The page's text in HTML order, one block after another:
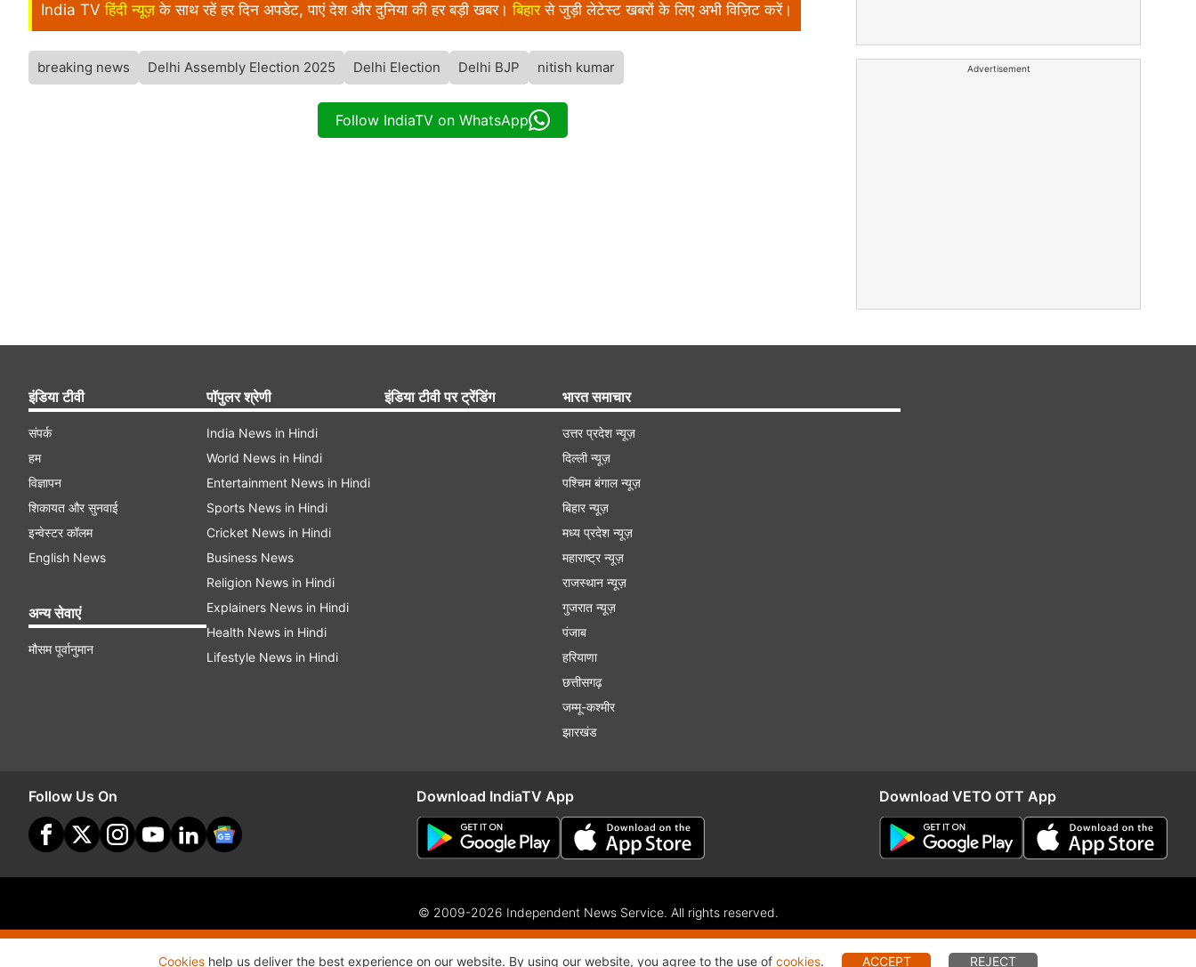
India TV हिंदी न्यूज़ के साथ रहें हर दिन अपडेट, पाएं देश और दुनिया की हर बड़ी खबर। बिहारसे जुड़ी लेटेस्ट खबरों के लिए अभी विज़िट करें।
breaking news Delhi Assembly Election 2025 Delhi Election Delhi BJP nitish kumar
Follow IndiaTV on WhatsApp
Advertisement
इंडिया टीवी
संपर्क
हम
विज्ञापन
शिकायत और सुनवाई
इन्वेस्टर कॉलम
English News
अन्य सेवाएं
मौसम पूर्वानुमान
पॉपुलर श्रेणी
India News in Hindi
World News in Hindi
Entertainment News in Hindi
Sports News in Hindi
Cricket News in Hindi
Business News
Religion News in Hindi
Explainers News in Hindi
Health News in Hindi
Lifestyle News in Hindi
इंडिया टीवी पर ट्रेंडिंग भारत समाचार
उत्तर प्रदेश न्यूज़
दिल्ली न्यूज़
पश्चिम बंगाल न्यूज़
बिहार न्यूज़
मध्य प्रदेश न्यूज़
महाराष्ट्र न्यूज़
राजस्थान न्यूज़
गुजरात न्यूज़
पंजाब
हरियाणा
छत्तीसगढ़
जम्मू-कश्मीर
झारखंड
Follow Us On Download IndiaTV App Download VETO OTT App
© 2009-2026 Independent News Service. All rights reserved.
Site Map
Terms Of Use Privacy Policy CSR Policy Complaint Redressal RSS RIO
Distribution
Cookies help us deliver the best experience on our website. By using our website, you agree to the use of cookies. ACCEPT REJECT